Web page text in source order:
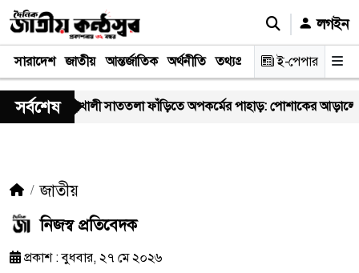
লগইন
সারাদেশ জাতীয় আন্তর্জাতিক অর্থনীতি তথ্যপ্রযুক্তি স্বাস্থ্য আইন-
ই-পেপার
সর্বশেষ
মহাখালী সাততলা ফাঁড়িতে অপকর্মের পাহাড়: পোশাকের আড়ালে ‘অসীম-
জাতীয়
নিজস্ব প্রতিবেদক
প্রকাশ : বুধবার, ২৭ মে ২০২৬